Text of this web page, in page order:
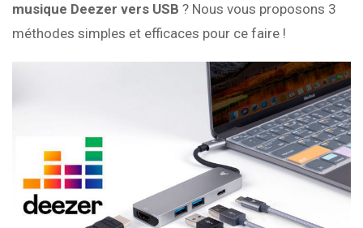
musique Deezer vers USB ? Nous vous proposons 3
méthodes simples et efficaces pour ce faire !